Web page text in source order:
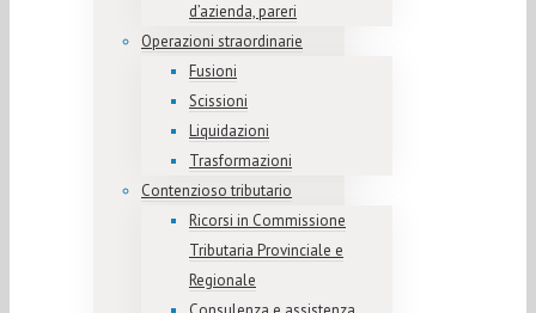
d’azienda, pareri
Operazioni straordinarie
Fusioni
Scissioni
Liquidazioni
Trasformazioni
Contenzioso tributario
Ricorsi in Commissione
Tributaria Provinciale e
Regionale